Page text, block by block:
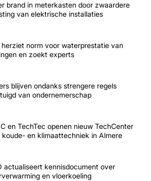
brand in meterkasten door zwaardere
van elektrische installaties
herziet norm voor waterprestatie van
en zoekt experts
blijven ondanks strengere regels
van ondernemerschap
en TechTec openen nieuw TechCenter
koude- en klimaattechniek in Almere
actualiseert kennisdocument over
en vloerkoeling